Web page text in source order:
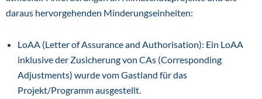
daraus hervorgehenden Minderungseinheiten:
LoAA (Letter of Assurance and Authorisation): Ein LoAA
inklusive der Zusicherung von CAs (Corresponding
Adjustments) wurde vom Gastland für das
Projekt/Programm ausgestellt.